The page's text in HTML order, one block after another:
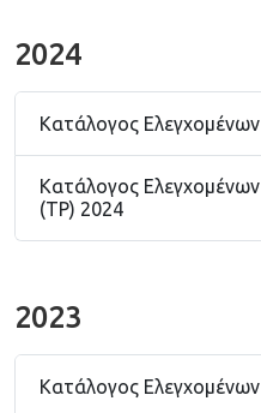
2024
Κατάλογος
Κατάλογος Ελεγχομένων
(TP) 2024
2023
Κατάλογος